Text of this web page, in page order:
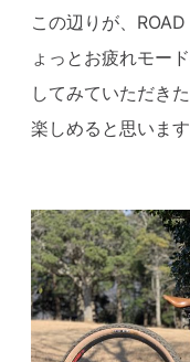
この辺りが、
ょっとお疲れモー
してみていただき
楽しめると思います